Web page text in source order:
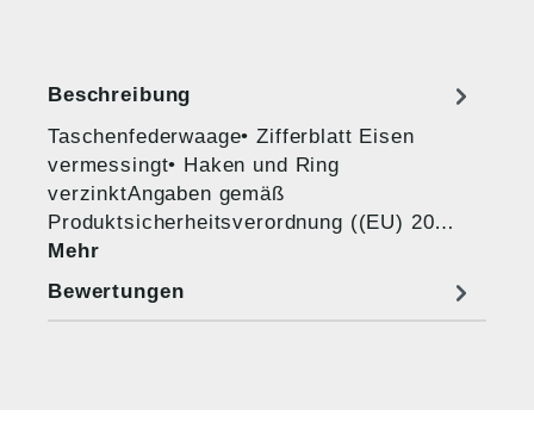
Beschreibung
Taschenfederwaage• Zifferblatt Eisen
vermessingt• Haken und Ring
verzinktAngaben gemäß
Produktsicherheitsverordnung ((EU) 20…
Mehr
Bewertungen